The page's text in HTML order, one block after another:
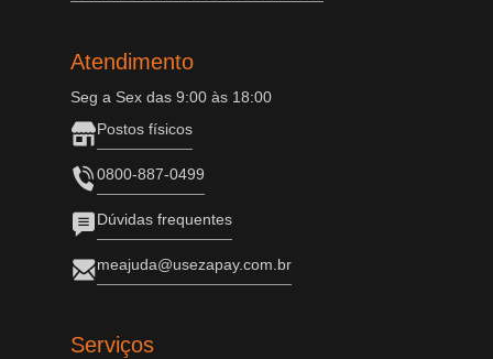
Atendimento
Seg a Sex das 9:00 às 18:00
Postos físicos
0800-887-0499
Dúvidas frequentes
meajuda@usezapay.com.br
Serviços